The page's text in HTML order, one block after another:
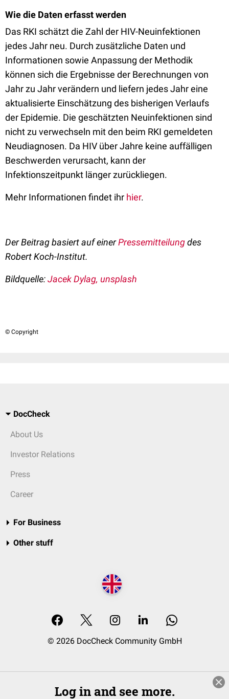
Wie die Daten erfasst werden
Das RKI schätzt die Zahl der HIV-Neuinfektionen
jedes Jahr neu. Durch zusätzliche Daten und
Informationen sowie Anpassung der Methodik
können sich die Ergebnisse der Berechnungen von
Jahr zu Jahr verändern und liefern jedes Jahr eine
aktualisierte Einschätzung des bisherigen Verlaufs
der Epidemie. Die geschätzten Neuinfektionen sind
nicht zu verwechseln mit den beim RKI gemeldeten
Neudiagnosen. Da HIV über Jahre keine auffälligen
Beschwerden verursacht, kann der
Infektionszeitpunkt länger zurückliegen.
Mehr Informationen findet ihr hier.
Der Beitrag basiert auf einerPressemitteilungdes
Robert Koch-Institut.
Bildquelle:Jacek Dylag, unsplash
© Copyright
DocCheck
About Us
Investor Relations
Press
Career
For Business
Other stuff
© 2026 DocCheck Community GmbH
Log in and see more.